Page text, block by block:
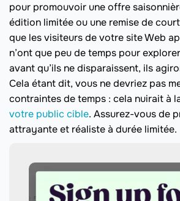
pour promouvoir une offre
édition limitée ou une remise de
que les visiteurs de votre site Web
n’ont que peu de temps pour
avant qu’ils ne disparaissent, ils
Cela étant dit, vous ne devriez pas
contraintes de temps : cela nuirait à
votre public cible. Assurez-vous de
attrayante et réaliste à durée limitée.